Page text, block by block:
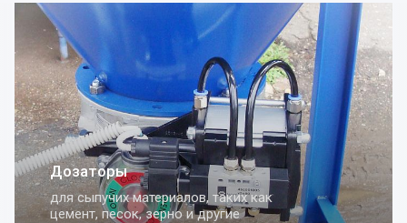
Дозаторы
для сыпучих материалов, таких как
цемент, песок, зерно и другие